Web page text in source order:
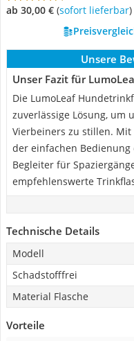
ab 30,00 € ( Sofort lieferbar)
Unsere
Unser Fazit für
Die LumoLeaf
zuverlässige Lösung, um
Vierbeiners zu stillen.
der einfachen
Begleiter für
empfehlenswerte
Technische Details
Modell
Schadstofffrei
Material Flasche
Vorteile